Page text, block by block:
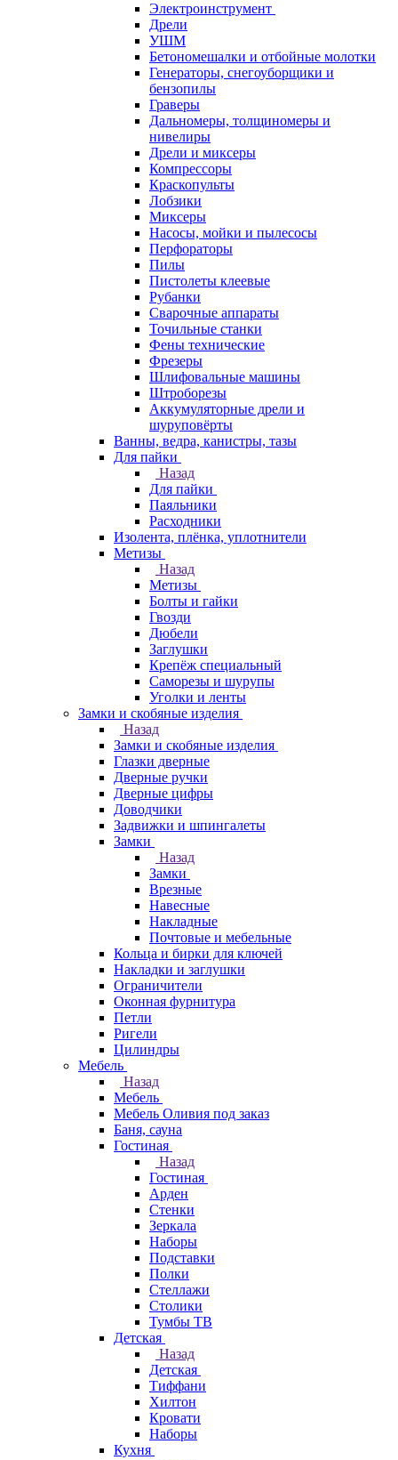
Электроинструмент
Дрели
УШМ
Бетономешалки и отбойные молотки
Генераторы, снегоуборщики и
бензопилы
Граверы
Дальномеры, толщиномеры и
нивелиры
Дрели и миксеры
Компрессоры
Краскопульты
Лобзики
Миксеры
Насосы, мойки и пылесосы
Перфораторы
Пилы
Пистолеты клеевые
Рубанки
Сварочные аппараты
Точильные станки
Фены технические
Фрезеры
Шлифовальные машины
Штроборезы
Аккумуляторные дрели и
шуруповёрты
Ванны, ведра, канистры, тазы
Для пайки
Назад
Для пайки
Паяльники
Расходники
Изолента, плёнка, уплотнители
Метизы
Назад
Метизы
Болты и гайки
Гвозди
Дюбели
Заглушки
Крепёж специальный
Саморезы и шурупы
Уголки и ленты
Замки и скобяные изделия
Назад
Замки и скобяные изделия
Глазки дверные
Дверные ручки
Дверные цифры
Доводчики
Задвижки и шпингалеты
Замки
Назад
Замки
Врезные
Навесные
Накладные
Почтовые и мебельные
Кольца и бирки для ключей
Накладки и заглушки
Ограничители
Оконная фурнитура
Петли
Ригели
Цилиндры
Мебель
Назад
Мебель
Мебель Оливия под заказ
Баня, сауна
Гостиная
Назад
Гостиная
Арден
Стенки
Зеркала
Наборы
Подставки
Полки
Стеллажи
Столики
Тумбы ТВ
Детская
Назад
Детская
Тиффани
Хилтон
Кровати
Наборы
Кухня